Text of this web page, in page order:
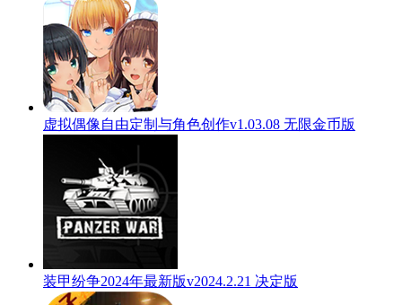
虚拟偶像自由定制与角色创作v1.03.08 无限金币版
装甲纷争2024年最新版v2024.2.21 决定版